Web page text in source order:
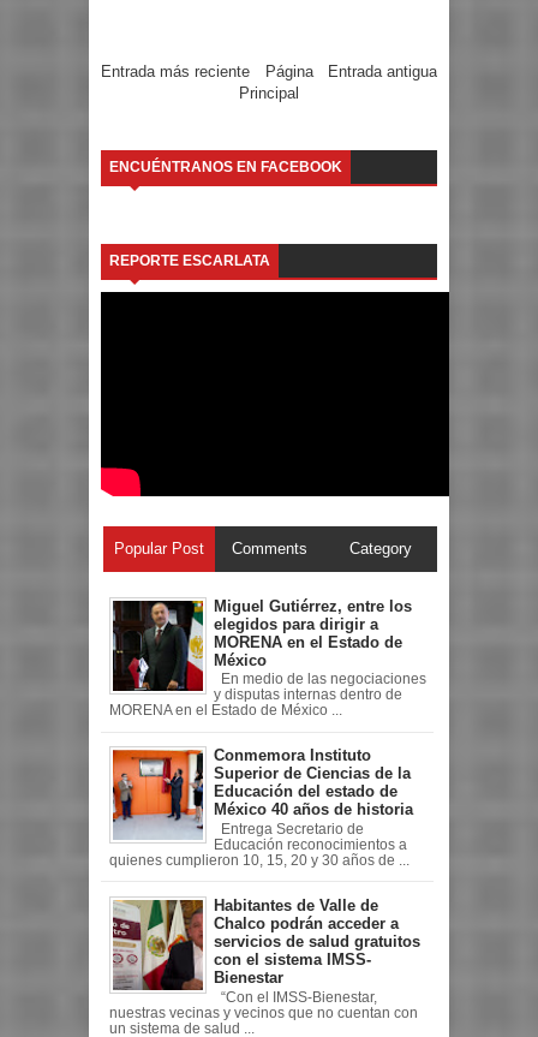
Entrada más reciente Entrada antigua
Página
Principal
ENCUÉNTRANOS EN FACEBOOK
REPORTE ESCARLATA
Popular Post Comments Category
Miguel Gutiérrez, entre los
elegidos para dirigir a
MORENA en el Estado de
México
En medio de las negociaciones
y disputas internas dentro de
MORENA en el Estado de México ...
Conmemora Instituto
Superior de Ciencias de la
Educación del estado de
México 40 años de historia
Entrega Secretario de
Educación reconocimientos a
quienes cumplieron 10, 15, 20 y 30 años de ...
Habitantes de Valle de
Chalco podrán acceder a
servicios de salud gratuitos
con el sistema IMSS-
Bienestar
“Con el IMSS-Bienestar,
nuestras vecinas y vecinos que no cuentan con
un sistema de salud ...